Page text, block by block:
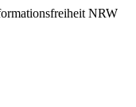
NRW